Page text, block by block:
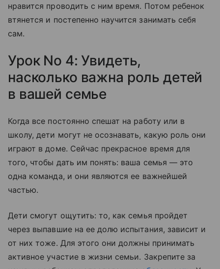
нравится проводить с ним время. Потом ребенок
втянется и постепенно научится занимать себя
сам.
Урок No 4: Увидеть,
насколько важна роль детей
в вашей семье
Когда все постоянно спешат на работу или в
школу, дети могут не осознавать, какую роль они
играют в доме. Сейчас прекрасное время для
того, чтобы дать им понять: ваша семья — это
одна команда, и они являются ее важнейшей
частью.
Дети смогут ощутить: то, как семья пройдет
через выпавшие на ее долю испытания, зависит и
от них тоже. Для этого они должны принимать
активное участие в жизни семьи. Закрепите за